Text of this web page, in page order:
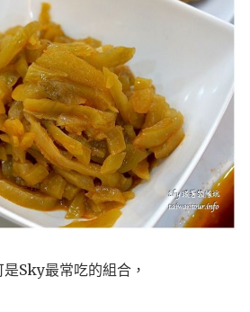
Sky最常吃的組合，